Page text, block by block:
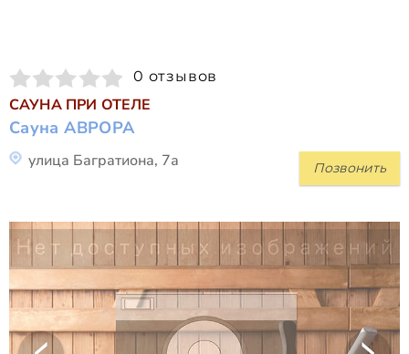
0 отзывов
САУНА ПРИ ОТЕЛЕ
Сауна АВРОРА
Позвонить
улица Багратиона, 7а